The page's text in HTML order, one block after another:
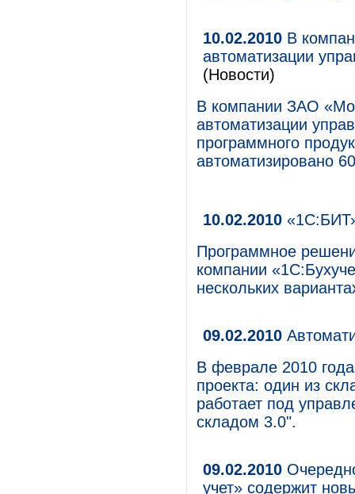
10.02.2010 В
автоматизации
(Новости)
В компании ЗАО
автоматизации
программного
автоматизировано
10.02.2010
Программное
компании
нескольких
09.02.2010
В феврале 2010
проекта: один из
работает под
складом 3.0".
09.02.2010
учет» содержит